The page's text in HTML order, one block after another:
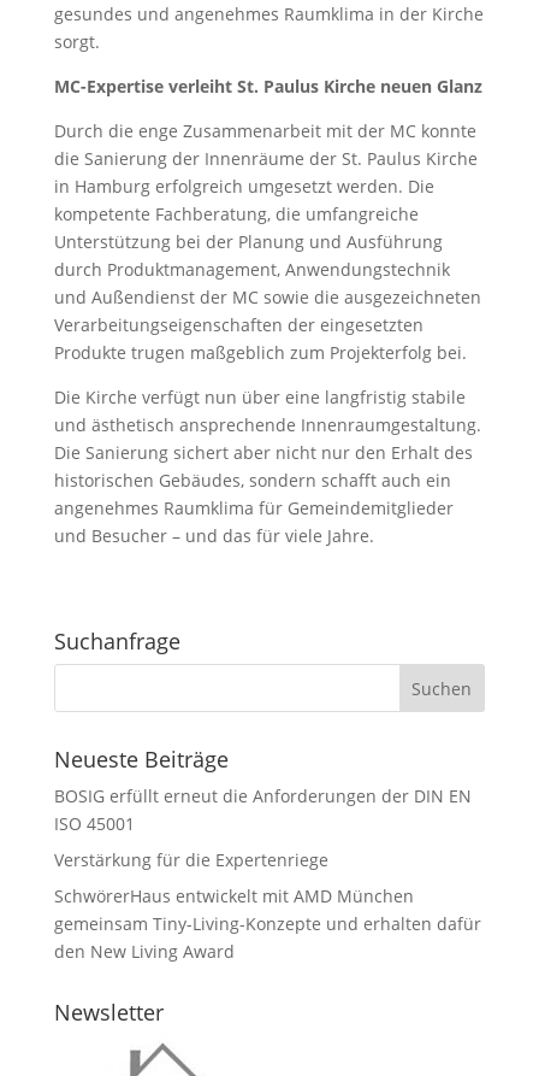
gesundes und angenehmes Raumklima in der Kirche
sorgt.
MC-Expertise verleiht St. Paulus Kirche neuen Glanz
Durch die enge Zusammenarbeit mit der MC konnte
die Sanierung der Innenräume der St. Paulus Kirche
in Hamburg erfolgreich umgesetzt werden. Die
kompetente Fachberatung, die umfangreiche
Unterstützung bei der Planung und Ausführung
durch Produktmanagement, Anwendungstechnik
und Außendienst der MC sowie die ausgezeichneten
Verarbeitungseigenschaften der eingesetzten
Produkte trugen maßgeblich zum Projekterfolg bei.
Die Kirche verfügt nun über eine langfristig stabile
und ästhetisch ansprechende Innenraumgestaltung.
Die Sanierung sichert aber nicht nur den Erhalt des
historischen Gebäudes, sondern schafft auch ein
angenehmes Raumklima für Gemeindemitglieder
und Besucher – und das für viele Jahre.
Suchanfrage
Neueste Beiträge
BOSIG erfüllt erneut die Anforderungen der DIN EN
ISO 45001
Verstärkung für die Expertenriege
SchwörerHaus entwickelt mit AMD München
gemeinsam Tiny-Living-Konzepte und erhalten dafür
den New Living Award
Newsletter